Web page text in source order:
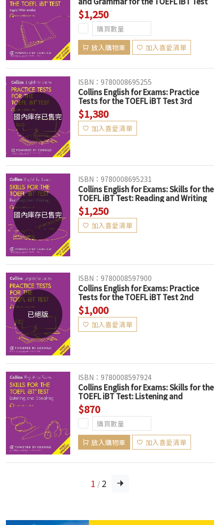
3/e (Audio available online)
$1,250
放入購物車 加入喜愛清單
國內庫存已售完
ISBN：9780008695255
Collins English for Exams: Practice
Tests for the TOEFL iBT Test 3rd
Edition (Audio available online)
$1,380
加入喜愛清單
國內庫存已售完
ISBN：9780008695231
Collins English for Exams: Skills for the
TOEFL iBT Test: Reading and Writing
3rd Edition (Audio available online)
$1,250
加入喜愛清單
已絕版
ISBN：9780008597900
Collins English for Exams: Practice
Tests for the TOEFL iBT Test 2nd
Edition (Audio available online) (絕版售
完為止)
$1,000
加入喜愛清單
ISBN：9780008597924
Collins English for Exams: Skills for the
TOEFL iBT Test: Listening and
Speaking 2nd Edition (Audio available
online) (絕版售完為止)
$870
放入購物車 加入喜愛清單
1 / 2